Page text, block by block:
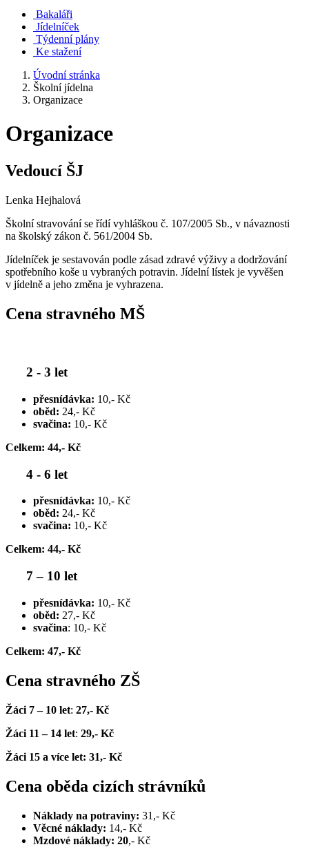
Bakaláři
Jídelníček
Týdenní plány
Ke stažení
Úvodní stránka
Školní jídelna
Organizace
Organizace
Vedoucí ŠJ
Lenka Hejhalová
Školní stravování se řídí vyhláškou č. 107/2005 Sb., v návaznosti
na školský zákon č. 561/2004 Sb.
Jídelníček je sestavován podle zásad zdravé výživy a dodržování
spotřebního koše u vybraných potravin. Jídelní lístek je vyvěšen
v jídelně a jeho změna je vyhrazena.
Cena stravného MŠ
2 - 3 let
přesnídávka: 10,- Kč
oběd: 24,- Kč
svačina: 10,- Kč
Celkem: 44,- Kč
4 - 6 let
přesnídávka: 10,- Kč
oběd: 24,- Kč
svačina: 10,- Kč
Celkem: 44,- Kč
7 – 10 let
přesnídávka: 10,- Kč
oběd: 27,- Kč
svačina: 10,- Kč
Celkem: 47,- Kč
Cena stravného ZŠ
Žáci 7 – 10 let: 27,- Kč
Žáci 11 – 14 let: 29,- Kč
Žáci 15 a více let: 31,- Kč
Cena oběda cizích strávníků
Náklady na potraviny: 31,- Kč
Věcné náklady: 14,- Kč
Mzdové náklady: 20,- Kč